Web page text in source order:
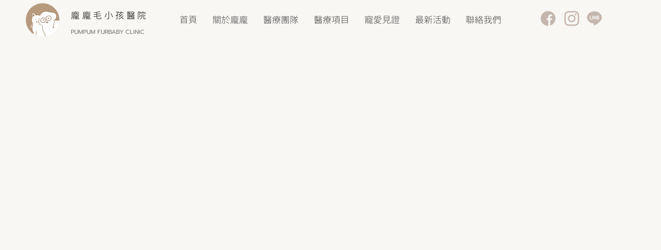
首頁 關於龐龐 醫療團隊 醫療項目 寵愛見證 最新活動 聯絡我們
龐龐毛小孩醫院
PUMPUM FURBABY CLINIC